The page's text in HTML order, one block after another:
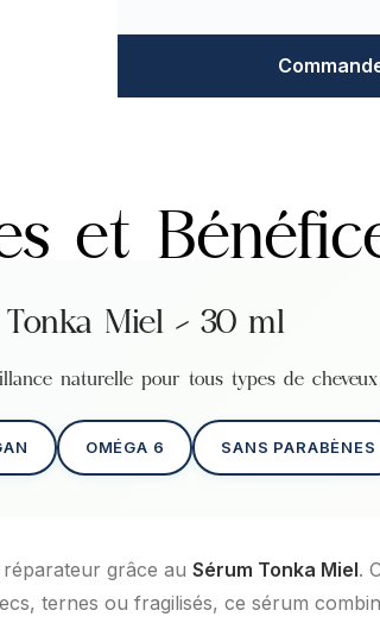
et
Tonka Miel – 30 ml
naturelle pour tous types de cheveux
OMÉGA 6 SANS PARABÈNES
réparateur grâce auSérum Tonka Miel.
ternes ou fragilisés, ce sérum